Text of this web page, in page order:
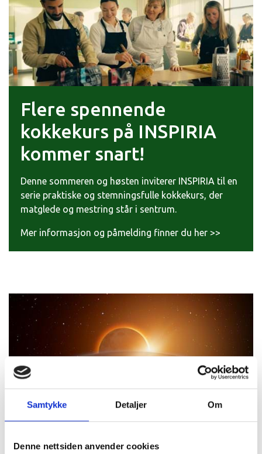
Samtykke Detaljer Om
Denne nettsiden anvender cookies
Flere spennende
kokkekurs på INSPIRIA
kommer snart!
Denne sommeren og høsten inviterer INSPIRIA til en
serie praktiske og stemningsfulle kokkekurs, der
matglede og mestring står i sentrum.
Mer informasjon og påmelding finner du her >>
Den utrolige solen – nytt
kveldstilbud på INSPIRIA